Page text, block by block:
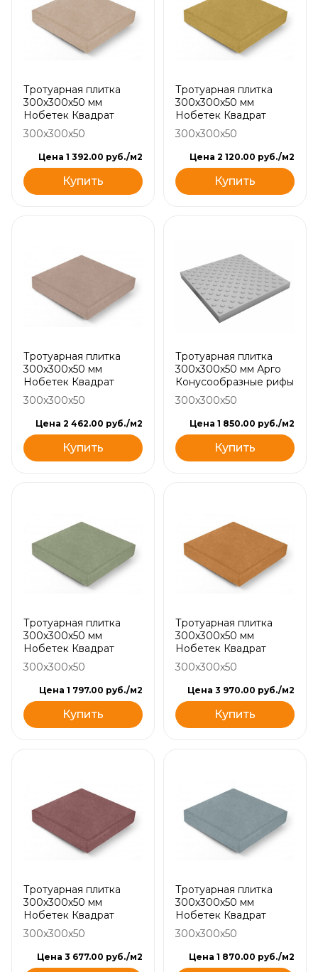
Тротуарная плитка
300х300х50 мм
Нобетек Квадрат
300x300x50
Цена 1 392.00 руб./м2
Купить
Тротуарная плитка
300х300х50 мм
Нобетек Квадрат
300x300x50
Цена 2 120.00 руб./м2
Купить
Тротуарная плитка
300х300х50 мм
Нобетек Квадрат
300x300x50
Цена 2 462.00 руб./м2
Купить
Тротуарная плитка
300х300х50 мм Арго
Конусообразные рифы
300x300x50
Цена 1 850.00 руб./м2
Купить
Тротуарная плитка
300х300х50 мм
Нобетек Квадрат
300x300x50
Цена 1 797.00 руб./м2
Купить
Тротуарная плитка
300х300х50 мм
Нобетек Квадрат
300x300x50
Цена 3 970.00 руб./м2
Купить
Тротуарная плитка
300х300х50 мм
Нобетек Квадрат
300x300x50
Цена 3 677.00 руб./м2
Тротуарная плитка
300х300х50 мм
Нобетек Квадрат
300x300x50
Цена 1 870.00 руб./м2